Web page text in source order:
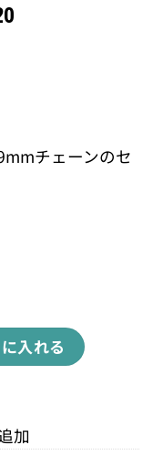
チェーンのセ
ス 24/70+チェーン9/
入れる
加